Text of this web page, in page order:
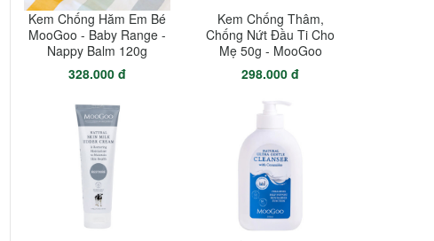
Kem Chống Hăm Em Bé
MooGoo - Baby Range -
Nappy Balm 120g
328.000 đ
Kem Chống Thâm,
Chống Nứt Đầu Ti Cho
Mẹ 50g - MooGoo
298.000 đ